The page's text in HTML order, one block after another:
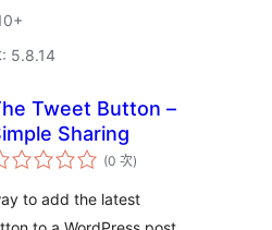
5.8.14
Tweet Button –
Sharing
(0 次評
分
數
)
to add the latest